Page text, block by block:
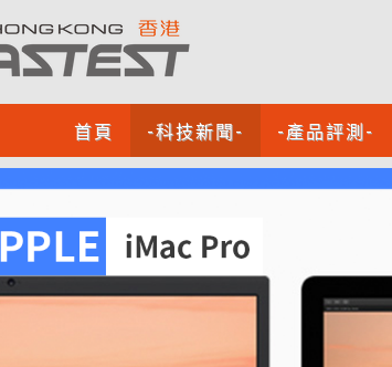
首頁 -科技新聞- -產品評測-